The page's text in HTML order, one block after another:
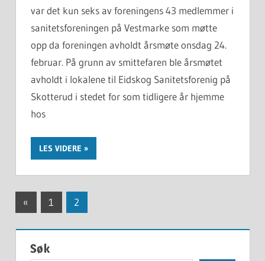
var det kun seks av foreningens 43 medlemmer i
sanitetsforeningen på Vestmarke som møtte
opp da foreningen avholdt årsmøte onsdag 24.
februar. På grunn av smittefaren ble årsmøtet
avholdt i lokalene til Eidskog Sanitetsforenig på
Skotterud i stedet for som tidligere år hjemme
hos
LES VIDERE
Innleggnavigasjon
« Previous
1 2
Søk